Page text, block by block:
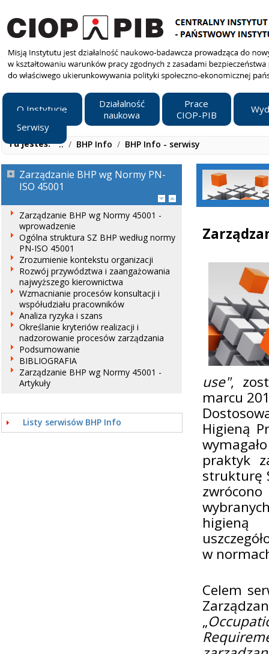
O Instytucie
Działalność
naukowa
Prace
CIOP-PIB
Serwisy
Tu jesteś: ../ BHP Info / BHP Info - serwisy
Zarządzanie BHP wg Normy PN-
ISO 45001
Zarządzanie BHP wg Normy 45001 -
wprowadzenie
Ogólna struktura SZ BHP według normy
PN-ISO 45001
Zrozumienie kontekstu organizacji
Rozwój przywództwa i zaangażowania
najwyższego kierownictwa
Wzmacnianie procesów konsultacji i
współudziału pracowników
Analiza ryzyka i szans
Określanie kryteriów realizacji i
nadzorowanie procesów zarządzania
Podsumowanie
BIBLIOGRAFIA
Zarządzanie BHP wg Normy 45001 -
Artykuły
Listy serwisów BHP Info
use",
marcu
Higieną
praktyk
strukturę
w
Celem
„